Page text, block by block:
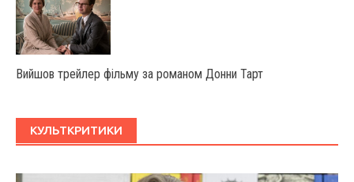
Вийшов трейлер фільму за романом Донни Тарт
КУЛЬТКРИТИКИ